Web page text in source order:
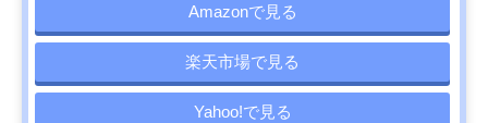
Amazonで見る
楽天市場で見る
Yahoo!で見る